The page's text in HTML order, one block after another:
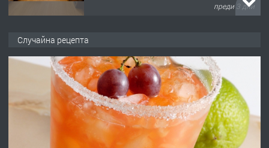
преди 4 дни
преди 4 дни
ПРЕДЛАГА
№4120 Магазин/Офис под наем в кв.
Любен Каравелов, Хасково-близо до
градската градина!
Случайна рецепта